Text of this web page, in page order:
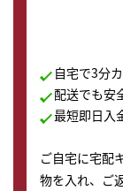
自宅で3分
配送でも安
最短即日入
ご自宅に宅配
物を入れ、ご